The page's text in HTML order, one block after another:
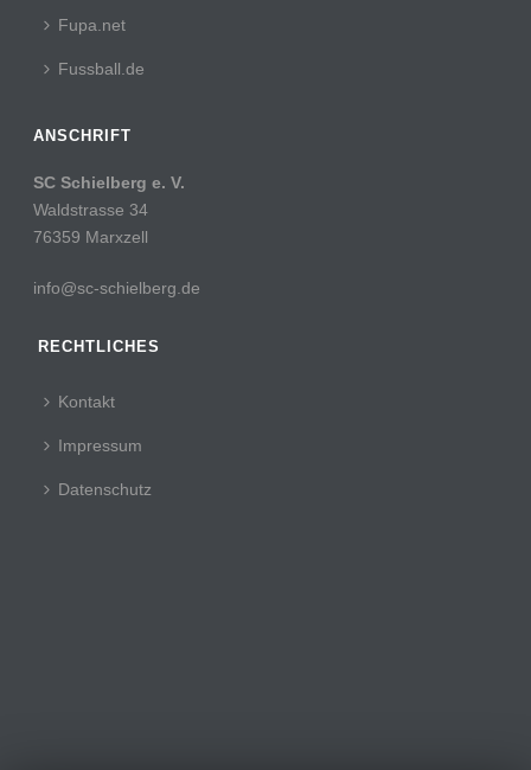
Fupa.net
Fussball.de
ANSCHRIFT
SC Schielberg e. V.
Waldstrasse 34
76359 Marxzell
info@sc-schielberg.de
RECHTLICHES
Kontakt
Impressum
Datenschutz